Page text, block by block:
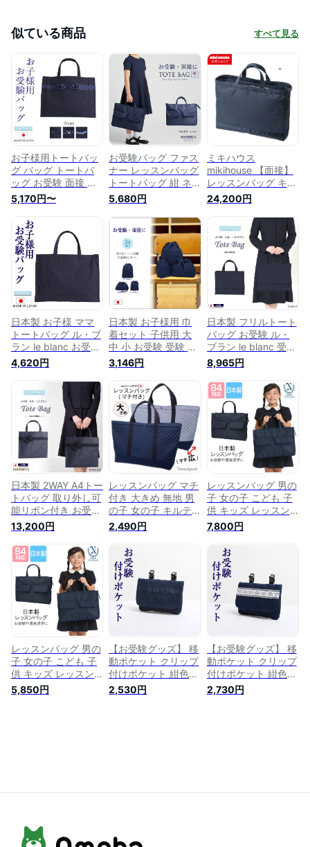
似ている商品 すべて見る
お子様用トートバッ
グ バッグ トートバ
ッグ お受験 面接 学
校説明会 学校訪問
お稽古 レッスン 女
の子 男の子 リボン
フラワー 電車 紺 ネ
イビー お受験グッズ
子供 子ども キッズ
通園 通学 習い事 男
女兼用 レッスンバッ
グ 幼稚園 保育園 小
学校 送料無料 tote-
02
5,170円〜
お受験バッグ ファス
ナー レッスンバッグ
トートバッグ 紺 ネ
イビー ナイロン製
撥水 絵本バッグ ポ
ケット付き お受験
面接 お受験 レッス
ンバッグ入学祝い 入
園準備 大 幼稚園 小
学校 上品 防水 学校
訪問 女の子 男の子
男女兼用 A4 幼稚園
受験 小学校受験 幼
児教室 JJ-004
5,680円
ミキハウス
mikihouse 【面接】
レッスンバッグ キッ
ズ かばん お受験 幼
稚園 保育園 通園 小
学校 通学 子供用 フ
ォーマル 習い事 バ
ッグ 紺 学校訪問 幼
稚園訪問 学校説明会
24,200円
日本製 お子様 ママ
トートバッグ ル・ブ
ラン le blanc お受験
面接 学校説明会 学
校訪問 お稽古 レッ
スン 女の子 男の子
男女兼用 無地 紺 お
受験グッズ 通園 通
学 授業参観 説明会
習い事 おけいこ レ
ッスンバッグ 入園準
備 入学準備 送料無
料 TOTE-02M
4,620円
日本製 お子様用 巾
着セット 子供用 大
中 小 お受験 受験 面
接 面談 学校説明会
説明会 スクール用品
幼稚園 小学校 保育
園 幼児 園児 小学生
学校訪問 入学 入園
男女兼用 男の子 女
の子 女児 男児 キッ
ズ 子ども 小物セッ
ト 通園 通学 紺 ネイ
ビー JF-114
3,146円
日本製 フリルトート
バッグ お受験 ル・
ブラン le blanc 受験
面接 面談 参観日 服
装 学校行事 学校見
学 ネイビー 学校説
明会 説明会 保護者
会 授業参観 学校訪
問 通学 通園 送迎 幼
稚園 小学校 保育園
レディース ママ 子
ども 高級 送料無料
8,965円
日本製 2WAY A4トー
トバッグ 取り外し可
能リボン付き お受験
受験 面接 面談 参観
日 服装 学校行事 学
校見学 ネイビー 学
校説明会 説明会 保
護者会 授業参観 学
校訪問 通学 通園 送
迎 幼稚園 小学校 保
育園 レディース メ
ンズ 男女兼用 ママ
子ども 高級 送料無
料 tote-01
13,200円
レッスンバッグ マチ
付き 大きめ 無地 男
の子 女の子 キルテ
ィング 幼稚園 保育
園 小学校 B4 A4 日
本製 子供用 シンプ
ル ネイビー 図工バ
ッグ 習い事 通園 通
学 お受験 面接 説明
会 上品 トレンドポ
ート
2,490円
レッスンバッグ 男の
子 女の子 こども 子
供 キッズ レッスン
バッグ 日本製 トー
トバッグ スクールバ
ッグ サブバッグ お
けいこ ピアノ お受
験 通園 通学 幼稚園
学校 お稽古 習い事
子供用 ポケット シ
ョルダー マチ付き
おしゃれ かわいい
BG004
7,800円
レッスンバッグ 男の
子 女の子 こども 子
供 キッズ レッスン
バッグ 日本製 トー
トバッグ スクールバ
5,850円
【お受験グッズ】 移
動ポケット クリップ
付けポケット 紺色
女の子 男の子 お受
験 面接 学校説明会
2,530円
【お受験グッズ】 移
動ポケット クリップ
付けポケット 紺色
女の子 レース お受
験 面接 学校説明会
2,730円